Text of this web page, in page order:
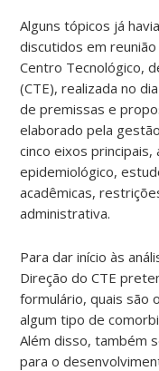
Alguns tópicos já
discutidos em
Centro Tecnológico,
(CTE), realizada no
de premissas e
elaborado pela
cinco eixos
epidemiológico,
acadêmicas,
administrativa.
Para dar início às
Direção do CTE
formulário, quais são
algum tipo de
Além disso, também
para o